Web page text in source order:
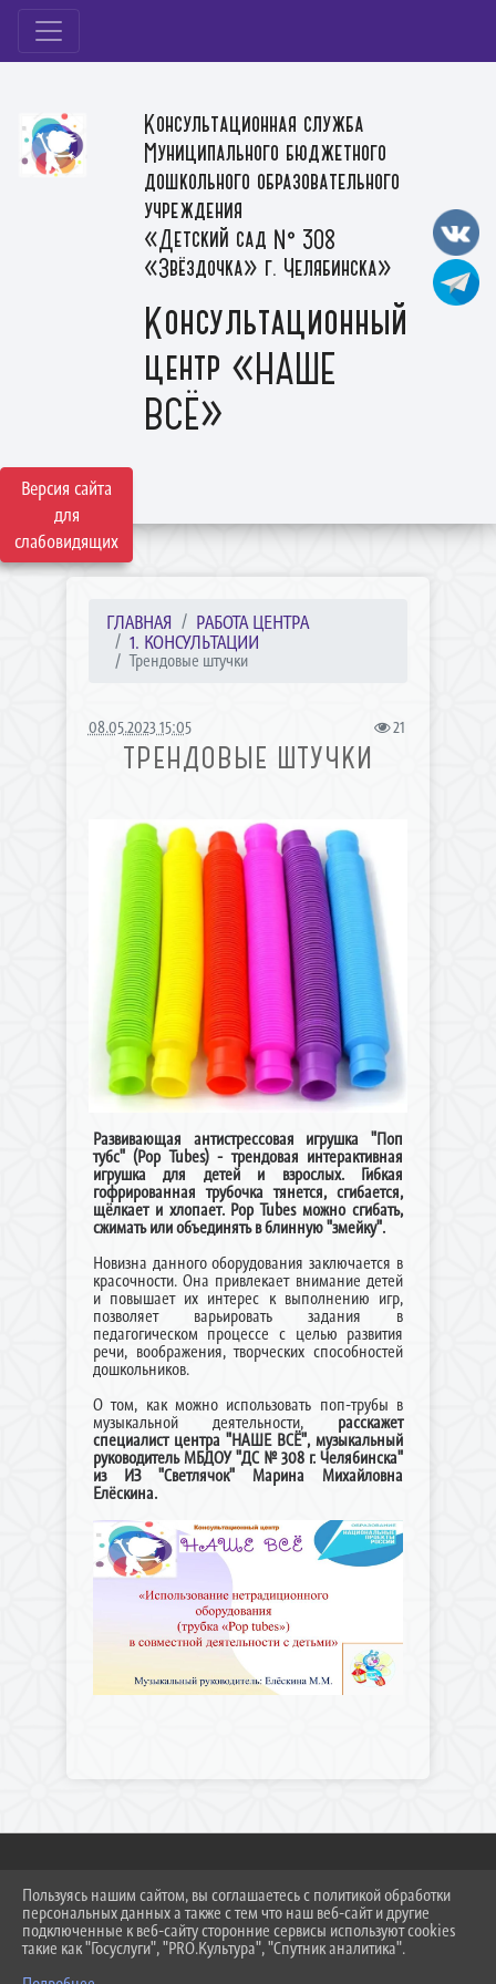
Версия сайта
для
слабовидящих
Консультационная служба
Муниципального бюджетного
дошкольного образовательного
учреждения
«Детский сад № 308
«Звёздочка» г. Челябинска»
Консультационный
центр «НАШЕ
ВСЁ»
ГЛАВНАЯ
РАБОТА ЦЕНТРА
1. КОНСУЛЬТАЦИИ
Трендовые штучки
08.05.2023 15:05 21
ТРЕНДОВЫЕ ШТУЧКИ
Развивающая антистрессовая игрушка "Поп
тубс" (Pop Tubes) - трендовая интерактивная
игрушка для детей и взрослых. Гибкая
гофрированная трубочка тянется, сгибается,
щёлкает и хлопает. Pop Tubes можно сгибать,
сжимать или объединять в блинную "змейку".
Новизна данного оборудования заключается в
красочности. Она привлекает внимание детей
и повышает их интерес к выполнению игр,
позволяет варьировать задания в
педагогическом процессе с целью развития
речи, воображения, творческих способностей
дошкольников.
О том, как можно использовать поп-трубы в
музыкальной деятельности, расскажет
специалист центра "НАШЕ ВСЁ", музыкальный
руководитель МБДОУ "ДС № 308 г. Челябинска"
из ИЗ "Светлячок" Марина Михайловна
Елёскина.
2026 Г. DS308KC.RU
ВХОД
КАРТА САЙТА
Пользуясь нашим сайтом, вы соглашаетесь с политикой обработки
персональных данных а также с тем что наш веб-сайт и другие
подключенные к веб-сайту сторонние сервисы используют cookies
такие как "Госуслуги", "PRO.Культура", "Спутник аналитика".